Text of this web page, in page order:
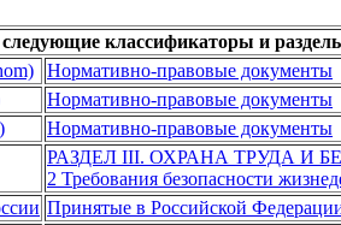
следующие классификаторы и
Нормативно-правовые документы
Нормативно-правовые документы
Нормативно-правовые документы
РАЗДЕЛ III. ОХРАНА ТРУДА И
2 Требования безопасности
Принятые в Российской